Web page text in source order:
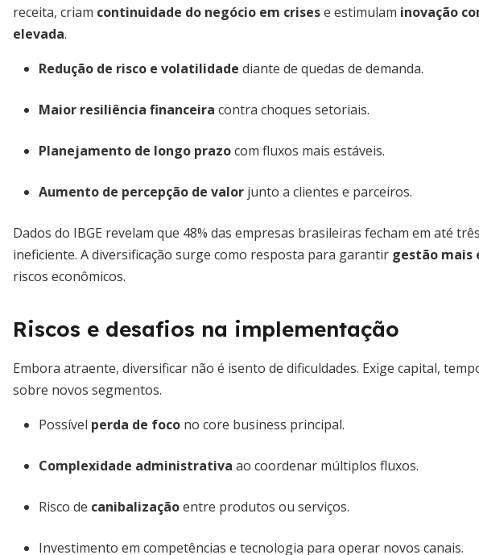
receita, criam continuidade do negócio em crisese estimulam inovação
elevada.
Redução de risco e volatilidade diante de quedas de demanda.
Maior resiliência financeira contra choques setoriais.
Planejamento de longo prazocom fluxos mais estáveis.
Aumento de percepção de valor junto a clientes e parceiros.
Dados do IBGE revelam que 48% das empresas brasileiras fecham em até
ineficiente. A diversificação surge como resposta para garantir gestão mais
riscos econômicos.
Riscos e desafios na implementação
Embora atraente, diversificar não é isento de dificuldades. Exige capital,
sobre novos segmentos.
Possível perda de foco no core business principal.
Complexidade administrativa ao coordenar múltiplos fluxos.
Risco de canibalizaçãoentre produtos ou serviços.
Investimento em competências e tecnologia para operar novos canais.